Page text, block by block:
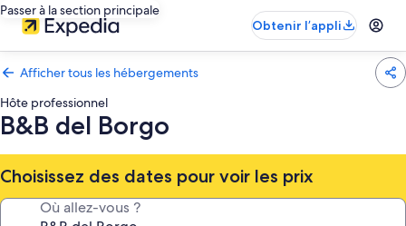
Passer à la section principale
Obtenir l’appli
Afficher tous les hébergements
Hôte professionnel
B&B del Borgo
Choisissez des dates pour voir les prix
Où allez-vous ?